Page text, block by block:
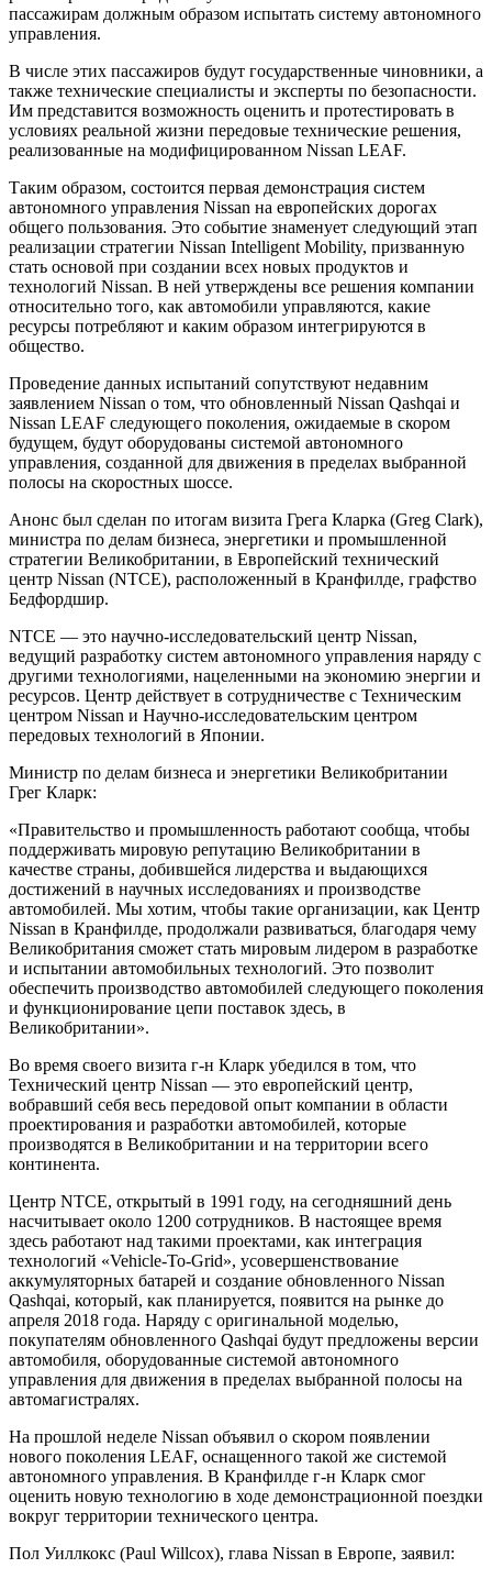
пассажирам должным образом испытать систему автономного
управления.
В числе этих пассажиров будут государственные чиновники, а
также технические специалисты и эксперты по безопасности.
Им представится возможность оценить и протестировать в
условиях реальной жизни передовые технические решения,
реализованные на модифицированном Nissan LEAF.
Таким образом, состоится первая демонстрация систем
автономного управления Nissan на европейских дорогах
общего пользования. Это событие знаменует следующий этап
реализации стратегии Nissan Intelligent Mobility, призванную
стать основой при создании всех новых продуктов и
технологий Nissan. В ней утверждены все решения компании
относительно того, как автомобили управляются, какие
ресурсы потребляют и каким образом интегрируются в
общество.
Проведение данных испытаний сопутствуют недавним
заявлением Nissan о том, что обновленный Nissan Qashqai и
Nissan LEAF следующего поколения, ожидаемые в скором
будущем, будут оборудованы системой автономного
управления, созданной для движения в пределах выбранной
полосы на скоростных шоссе.
Анонс был сделан по итогам визита Грега Кларка (Greg Clark),
министра по делам бизнеса, энергетики и промышленной
стратегии Великобритании, в Европейский технический
центр Nissan (NTCE), расположенный в Кранфилде, графство
Бедфордшир.
NTCE — это научно-исследовательский центр Nissan,
ведущий разработку систем автономного управления наряду с
другими технологиями, нацеленными на экономию энергии и
ресурсов. Центр действует в сотрудничестве с Техническим
центром Nissan и Научно-исследовательским центром
передовых технологий в Японии.
Министр по делам бизнеса и энергетики Великобритании
Грег Кларк:
«Правительство и промышленность работают сообща, чтобы
поддерживать мировую репутацию Великобритании в
качестве страны, добившейся лидерства и выдающихся
достижений в научных исследованиях и производстве
автомобилей. Мы хотим, чтобы такие организации, как Центр
Nissan в Кранфилде, продолжали развиваться, благодаря чему
Великобритания сможет стать мировым лидером в разработке
и испытании автомобильных технологий. Это позволит
обеспечить производство автомобилей следующего поколения
и функционирование цепи поставок здесь, в
Великобритании».
Во время своего визита г-н Кларк убедился в том, что
Технический центр Nissan — это европейский центр,
вобравший себя весь передовой опыт компании в области
проектирования и разработки автомобилей, которые
производятся в Великобритании и на территории всего
континента.
Центр NTCE, открытый в 1991 году, на сегодняшний день
насчитывает около 1200 сотрудников. В настоящее время
здесь работают над такими проектами, как интеграция
технологий «Vehicle-To-Grid», усовершенствование
аккумуляторных батарей и создание обновленного Nissan
Qashqai, который, как планируется, появится на рынке до
апреля 2018 года. Наряду с оригинальной моделью,
покупателям обновленного Qashqai будут предложены версии
автомобиля, оборудованные системой автономного
управления для движения в пределах выбранной полосы на
автомагистралях.
На прошлой неделе Nissan объявил о скором появлении
нового поколения LEAF, оснащенного такой же системой
автономного управления. В Кранфилде г-н Кларк смог
оценить новую технологию в ходе демонстрационной поездки
вокруг территории технического центра.
Пол Уиллкокс (Paul Willcox), глава Nissan в Европе, заявил: